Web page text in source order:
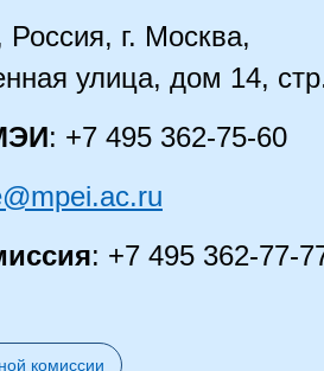
Россия, г. Москва,
улица, дом 14,
: +7 495 362-75-60
: +7 495 362-77-
комиссии